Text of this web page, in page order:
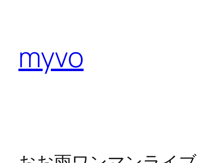
myvo